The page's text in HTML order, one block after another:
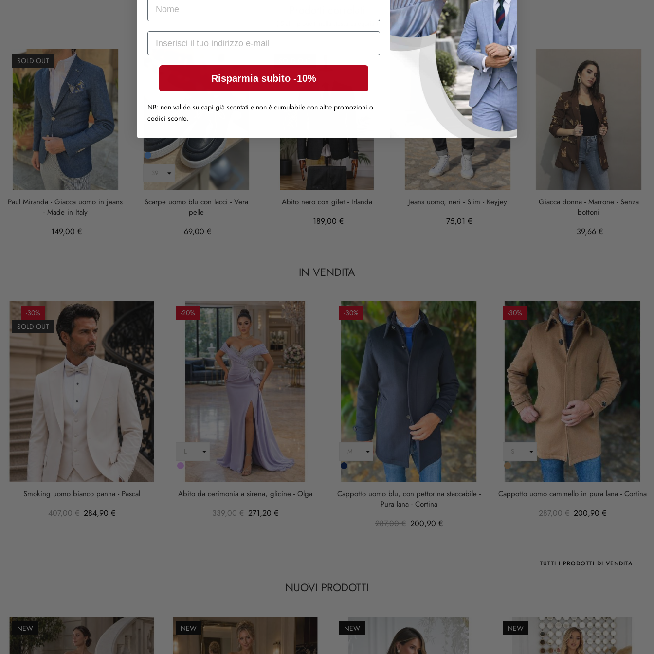
( 5 altri prodotti nella stessa categoria )
SOLD OUT
Paul Miranda - Giacca uomo in jeans
- Made in Italy
149,00 €
Blu
Scarpe uomo blu con lacci - Vera
pelle
69,00 €
Abito nero con gilet - Irlanda
189,00 €
SOLD OUT
Jeans uomo, neri - Slim - Keyjey
75,01 €
Giacca donna - Marrone - Senza
bottoni
39,66 €
IN VENDITA
-30%
SOLD OUT
Smoking uomo bianco panna - Pascal
407,00 € 284,90 €
-20%
LILLA
Abito da cerimonia a sirena, glicine - Olga
339,00 € 271,20 €
-30%
Blu
Scuro
Cappotto uomo blu, con pettorina staccabile -
Pura lana - Cortina
287,00 € 200,90 €
-30%
Cammello
Cappotto uomo cammello in pura lana - Cortina
287,00 € 200,90 €
TUTTI I PRODOTTI DI VENDITA
NUOVI PRODOTTI
NEW NEW NEW NEW
Mail
Risparmia subito -10%
NB: non valido su capi già scontati e non è cumulabile con altre promozioni o
codici sconto.